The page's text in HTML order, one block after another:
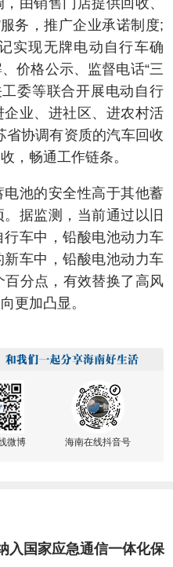
由销售门店提供回收、
务，推广企业承诺制度;
实现无牌电动自行车确
价格公示、监督电话“三
委等联合开展电动自行
业、进社区、进农村活
省协调有资质的汽车回收
，畅通工作链条。
池的安全性高于其他蓄
据监测，当前通过以旧
车中，铅酸电池动力车
车中，铅酸电池动力车
分点，有效替换了高风
更加凸显。
微博 海南在线抖音号
入国家应急通信一体化保